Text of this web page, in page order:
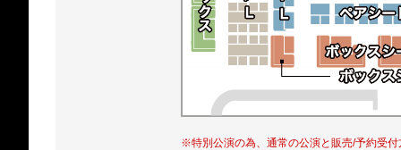
※特別公演の為、通常の公演と販売/予約受